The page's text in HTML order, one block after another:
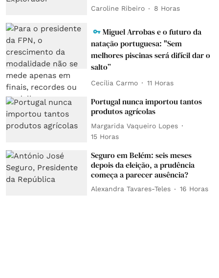
Caroline Ribeiro 8 Horas
Miguel Arrobas e o futuro da
natação portuguesa: "Sem
melhores piscinas será difícil dar o
salto”
Cecília Carmo 11 Horas
Portugal nunca importou tantos
produtos agrícolas
Margarida Vaqueiro Lopes
15 Horas
Seguro em Belém: seis meses
depois da eleição, a prudência
começa a parecer ausência?
Alexandra Tavares-Teles 16 Horas